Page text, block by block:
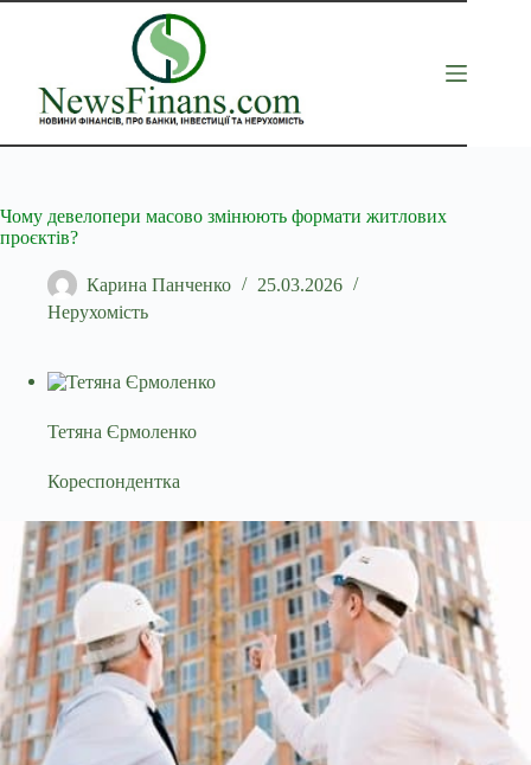
Перейти
Чому девелопери масово змінюють формати житлових
проєктів?
Карина Панченко
25.03.2026
Нерухомість
Тетяна Єрмоленко
Кореспондентка